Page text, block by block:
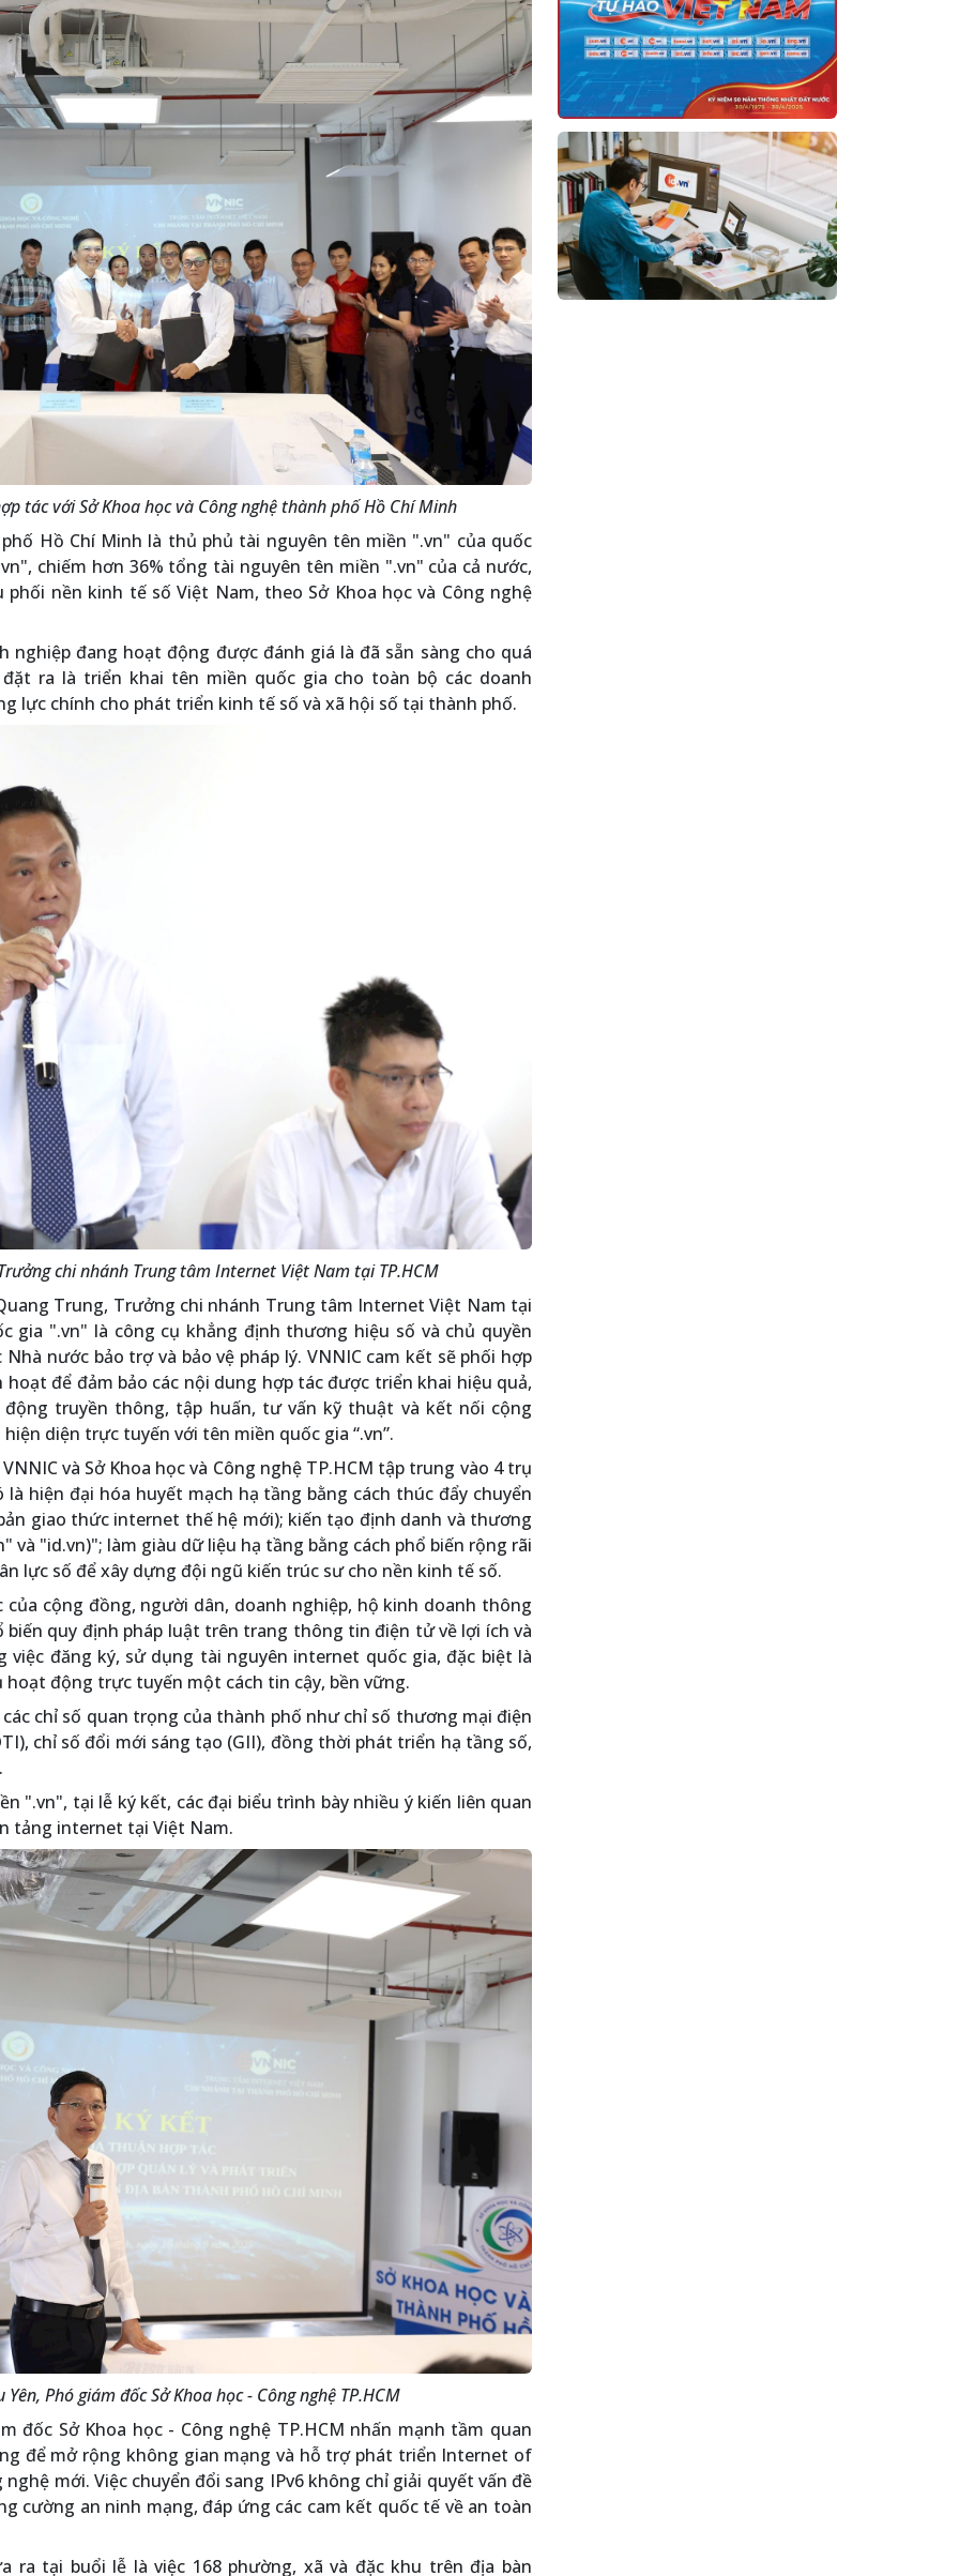
tác với Sở Khoa học và Công nghệ thành phố Hồ Chí Minh
Hồ Chí Minh là thủ phủ tài nguyên tên miền ".vn" của quốc
chiếm hơn 36% tổng tài nguyên tên miền ".vn" của cả nước,
nền kinh tế số Việt Nam, theo Sở Khoa học và Công nghệ
nghiệp đang hoạt động được đánh giá là đã sẵn sàng cho quá
ra là triển khai tên miền quốc gia cho toàn bộ các doanh
lực chính cho phát triển kinh tế số và xã hội số tại thành phố.
chi nhánh Trung tâm Internet Việt Nam tại TP.HCM
Trung, Trưởng chi nhánh Trung tâm Internet Việt Nam tại
gia ".vn" là công cụ khẳng định thương hiệu số và chủ quyền
nước bảo trợ và bảo vệ pháp lý. VNNIC cam kết sẽ phối hợp
để đảm bảo các nội dung hợp tác được triển khai hiệu quả,
truyền thông, tập huấn, tư vấn kỹ thuật và kết nối cộng
diện trực tuyến với tên miền quốc gia “.vn”.
và Sở Khoa học và Công nghệ TP.HCM tập trung vào 4 trụ
hiện đại hóa huyết mạch hạ tầng bằng cách thúc đẩy chuyển
giao thức internet thế hệ mới); kiến tạo định danh và thương
và "id.vn)"; làm giàu dữ liệu hạ tầng bằng cách phổ biến rộng rãi
lực số để xây dựng đội ngũ kiến trúc sư cho nền kinh tế số.
cộng đồng, người dân, doanh nghiệp, hộ kinh doanh thông
quy định pháp luật trên trang thông tin điện tử về lợi ích và
việc đăng ký, sử dụng tài nguyên internet quốc gia, đặc biệt là
hoạt động trực tuyến một cách tin cậy, bền vững.
chỉ số quan trọng của thành phố như chỉ số thương mại điện
chỉ số đổi mới sáng tạo (GII), đồng thời phát triển hạ tầng số,
".vn", tại lễ ký kết, các đại biểu trình bày nhiều ý kiến liên quan
tảng internet tại Việt Nam.
Phó giám đốc Sở Khoa học - Công nghệ TP.HCM
đốc Sở Khoa học - Công nghệ TP.HCM nhấn mạnh tầm quan
để mở rộng không gian mạng và hỗ trợ phát triển Internet of
mới. Việc chuyển đổi sang IPv6 không chỉ giải quyết vấn đề
cường an ninh mạng, đáp ứng các cam kết quốc tế về an toàn
ra tại buổi lễ là việc 168 phường, xã và đặc khu trên địa bàn